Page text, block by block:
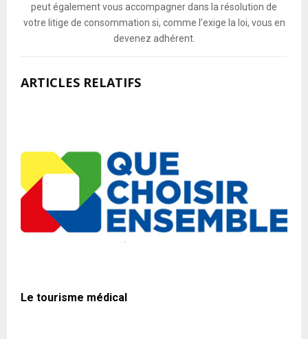
peut également vous accompagner dans la résolution de
votre litige de consommation si, comme l’exige la loi, vous en
devenez adhérent.
ARTICLES RELATIFS
Le tourisme médical